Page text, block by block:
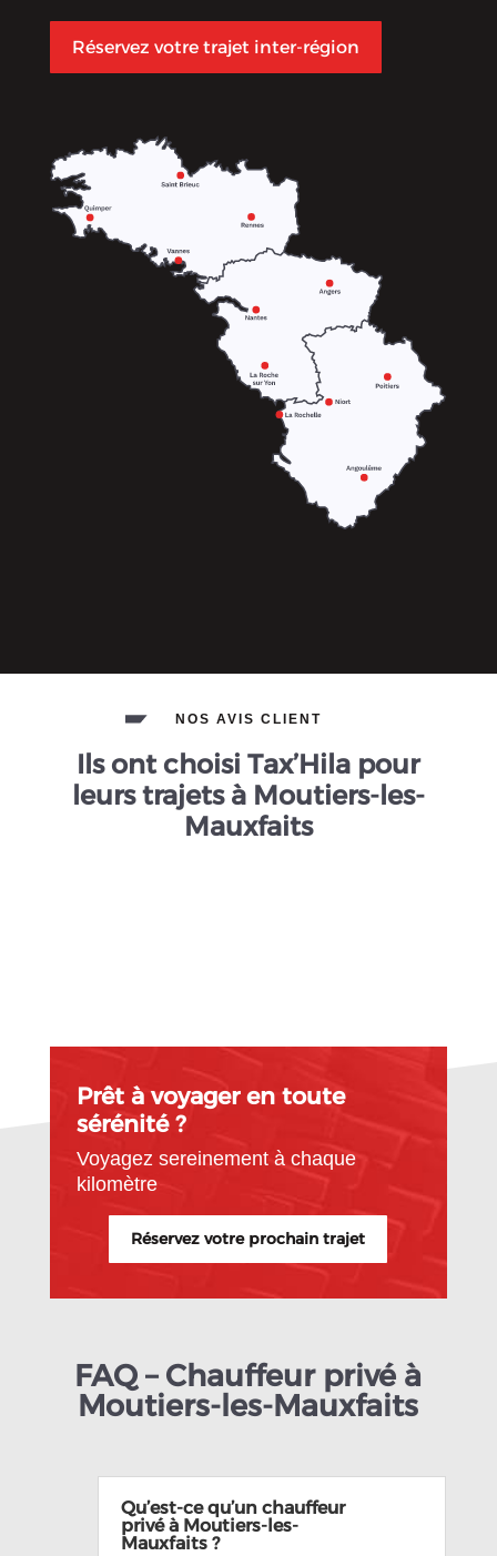
Réservez votre trajet inter-région
NOS AVIS CLIENT
Ils ont choisi Tax’Hila pour
leurs trajets à Moutiers-les-
Mauxfaits
Prêt à voyager en toute
sérénité ?
Voyagez sereinement à chaque
kilomètre
Réservez votre prochain trajet
FAQ – Chauffeur privé à
Moutiers-les-Mauxfaits
Qu’est-ce qu’un chauffeur
privé à Moutiers-les-
Mauxfaits ?